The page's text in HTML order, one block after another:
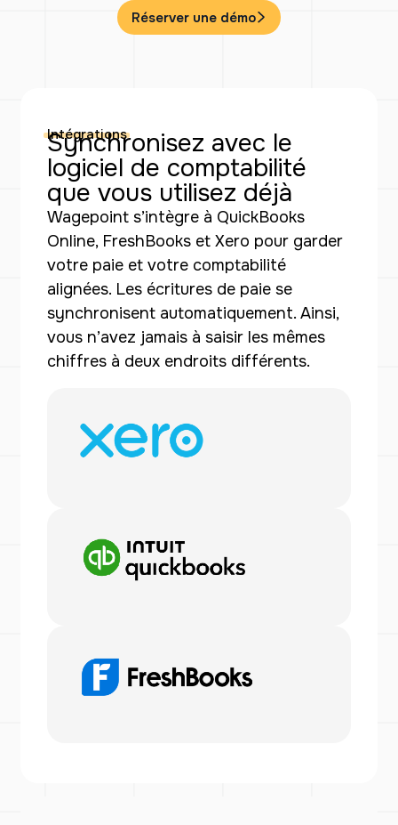
Réserver une démo
Intégrations
Synchronisez avec le
logiciel de comptabilité
que vous utilisez déjà
Wagepoint s’intègre à QuickBooks
Online, FreshBooks et Xero pour garder
votre paie et votre comptabilité
alignées. Les écritures de paie se
synchronisent automatiquement. Ainsi,
vous n’avez jamais à saisir les mêmes
chiffres à deux endroits différents.